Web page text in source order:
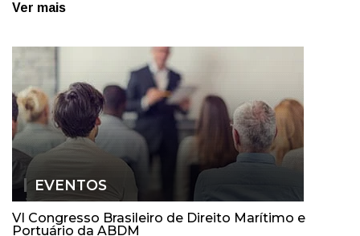
Ver mais
EVENTOS
VI Congresso Brasileiro de Direito Marítimo e
Portuário da ABDM